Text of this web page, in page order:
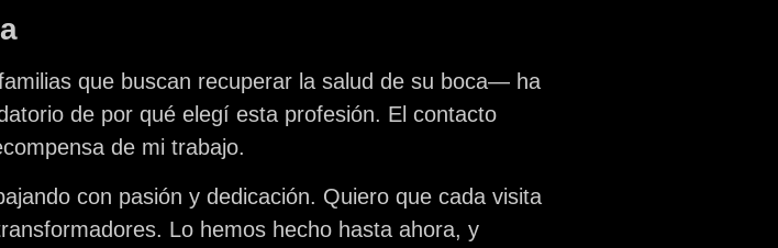
que buscan recuperar la salud de su boca— ha
de por qué elegí esta profesión. El contacto
de mi trabajo.
con pasión y dedicación. Quiero que cada visita
Lo hemos hecho hasta ahora, y